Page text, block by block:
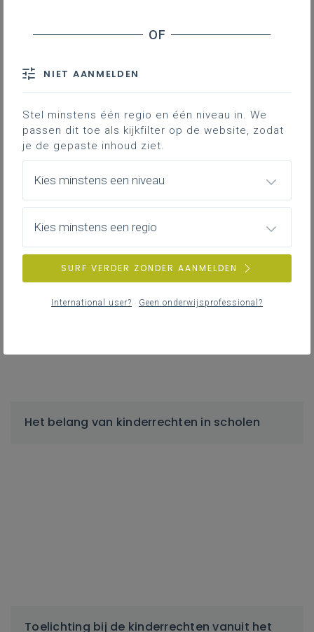
Een blik op het Kinderrechtenverdrag in
onderwijs
Het belang van kinderrechten in scholen
Toelichting bij de kinderrechten vanuit het
NIET AANMELDEN
Stel minstens één regio en één niveau in. We
passen dit toe als kijkfilter op de website, zodat
je de gepaste inhoud ziet.
Kies minstens een niveau
Kies minstens een regio
SURF VERDER ZONDER AANMELDEN
International user? Geen onderwijsprofessional?